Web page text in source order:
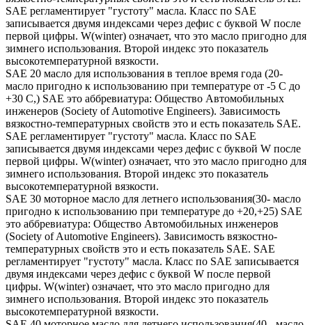
SAE регламентирует "густоту" масла. Класс по SAE
записывается двумя индексами через дефис с буквой W после
первой цифры. W(winter) означает, что это масло пригодно для
зимнего использования. Второй индекс это показатель
высокотемпературной вязкости.
SAE 20 масло для использования в теплое время года (20-
масло пригодно к использованию при температуре от -5 С до
+30 С,) SAE это аббревиатура: Общество Автомобильных
инженеров (Society of Automotive Engineers). Зависимость
вязкостно-температурных свойств это и есть показатель SAE.
SAE регламентирует "густоту" масла. Класс по SAE
записывается двумя индексами через дефис с буквой W после
первой цифры. W(winter) означает, что это масло пригодно для
зимнего использования. Второй индекс это показатель
высокотемпературной вязкости.
SAE 30 моторное масло для летнего использования(30- масло
пригодно к использованию при температуре до +20,+25) SAE
это аббревиатура: Общество Автомобильных инженеров
(Society of Automotive Engineers). Зависимость вязкостно-
температурных свойств это и есть показатель SAE. SAE
регламентирует "густоту" масла. Класс по SAE записывается
двумя индексами через дефис с буквой W после первой
цифры. W(winter) означает, что это масло пригодно для
зимнего использования. Второй индекс это показатель
высокотемпературной вязкости.